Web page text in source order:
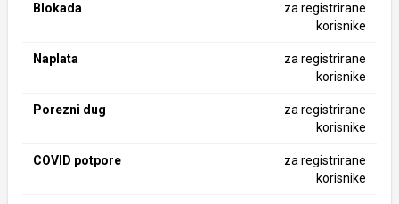
Blokada
za registrirane
korisnike
Naplata
za registrirane
korisnike
Porezni dug
za registrirane
korisnike
COVID potpore
za registrirane
korisnike